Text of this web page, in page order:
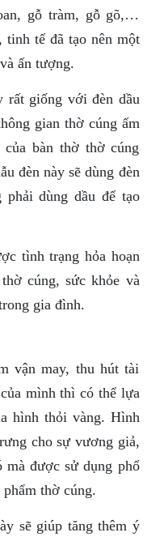
gỗ tràm, gỗ gõ,…
tế đã tạo nên một
ấn tượng.
rất giống với đèn dầu
gian thờ cúng ấm
bàn thờ thờ cúng
đèn này sẽ dùng đèn
phải dùng dầu để tạo
tình trạng hỏa hoạn
cúng, sức khỏe và
gia đình.
vận may, thu hút tài
mình thì có thể lựa
hình thỏi vàng. Hình
cho sự vương giả,
được sử dụng phổ
thờ cúng.
sẽ giúp tăng thêm ý